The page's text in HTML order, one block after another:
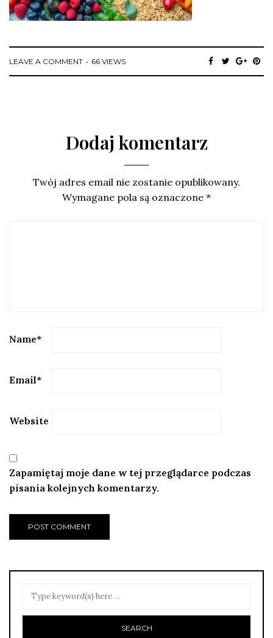
LEAVE A COMMENT 66 VIEWS
Dodaj komentarz
Twój adres email nie zostanie opublikowany.
Wymagane pola są oznaczone *
Name*
Email*
Website
Zapamiętaj moje dane w tej przeglądarce podczas
pisania kolejnych komentarzy.